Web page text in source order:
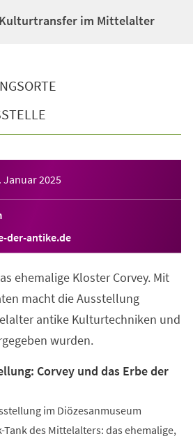
im Mittelalter
Januar 2025
der-antike.de
ehemalige Kloster Corvey. Mit
macht die Ausstellung
antike Kulturtechniken und
wurden.
Corvey und das Erbe der
im Diözesanmuseum
des Mittelalters: das ehemalige,